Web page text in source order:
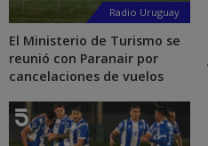
Radio Uruguay
El Ministerio de Turismo se
reunió con Paranair por
cancelaciones de vuelos